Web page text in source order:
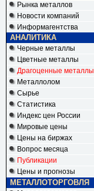
Рынка металлов
Новости компаний
Информагентства
АНАЛИТИКА
Черные металлы
Цветные металлы
Драгоценные металлы
Металлолом
Сырье
Статистика
Индекс цен России
Мировые цены
Цены на биржах
Вопрос месяца
Публикации
Цены и прогнозы
МЕТАЛЛОТОРГОВЛЯ